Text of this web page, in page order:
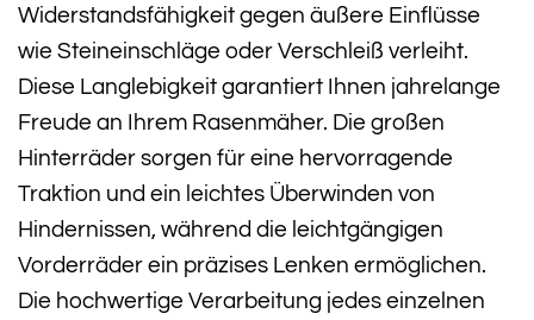
Widerstandsfähigkeit gegen äußere Einflüsse
wie Steineinschläge oder Verschleiß verleiht.
Diese Langlebigkeit garantiert Ihnen jahrelange
Freude an Ihrem Rasenmäher. Die großen
Hinterräder sorgen für eine hervorragende
Traktion und ein leichtes Überwinden von
Hindernissen, während die leichtgängigen
Vorderräder ein präzises Lenken ermöglichen.
Die hochwertige Verarbeitung jedes einzelnen